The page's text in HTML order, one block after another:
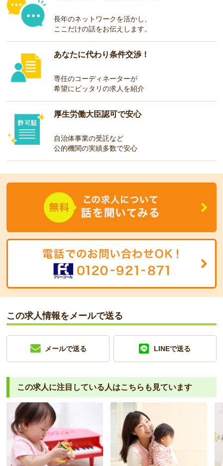
長年のネットワークを活かし、
ここだけの話をお伝えします。
あなたに代わり条件交渉！
専任のコーディネーターが
希望にピッタリの求人を紹介
厚生労働大臣認可で安心
自治体事業の受託など
公的機関の実績多数で安心
この求人情報をメールで送る
メールで送る LINEで送る
この求人に注目している人はこちらも見ています